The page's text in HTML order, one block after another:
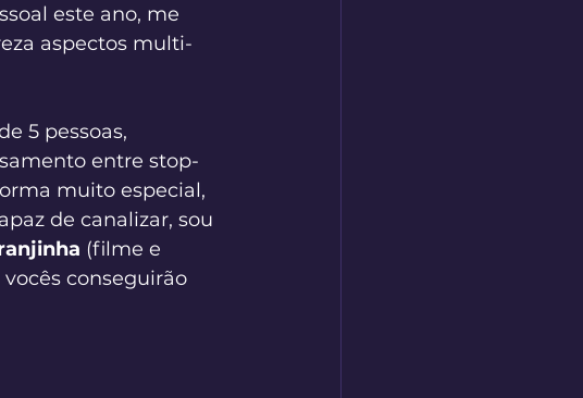
este ano, me
aspectos multi-
5 pessoas,
entre stop-
muito especial,
de canalizar, sou
(filme e
conseguirão